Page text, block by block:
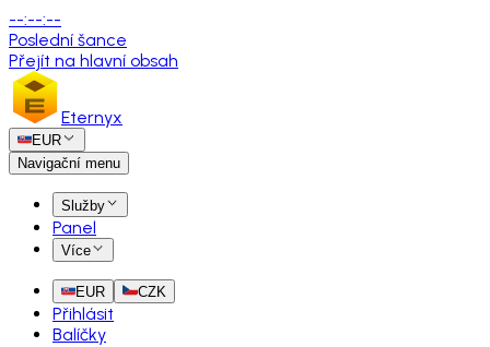
--:--:--
Poslední šance
Přejít na hlavní obsah
Eternyx
EUR
Navigační menu
Služby
Panel
Více
EUR CZK
Přihlásit
Balíčky